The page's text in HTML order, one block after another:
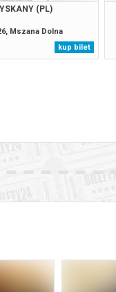
(PL)
Mszana Dolna
kup bilet